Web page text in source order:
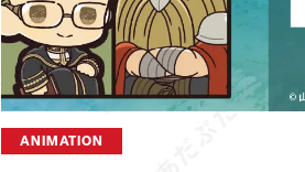
ANIMATION